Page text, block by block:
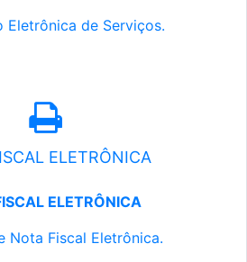
Eletrônica de Serviços.
ELETRÔNICA
ELETRÔNICA
Nota Fiscal Eletrônica.